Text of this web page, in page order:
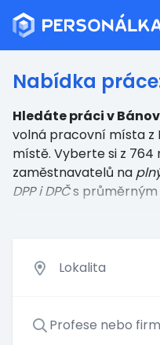
Nabídka
Hledáte práci v
volná pracovní místa z
místě. Vyberte si z
zaměstnavatelů na
DPP i DPČs